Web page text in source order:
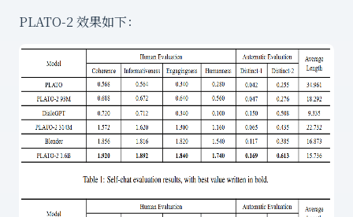
PLATO-2 效果如下：